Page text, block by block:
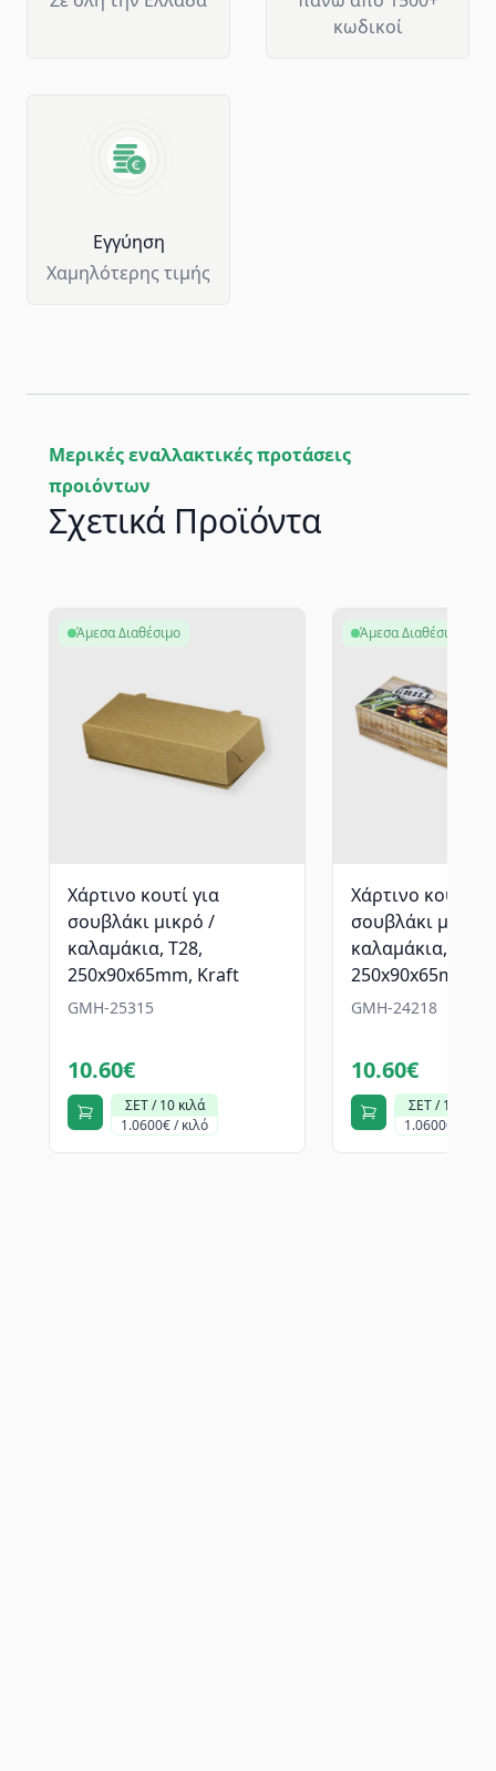
κωδικοί
Eγγύηση
Χαμηλότερης τιμής
Μερικές εναλλακτικές προτάσεις
προιόντων
Σχετικά Προϊόντα
Χάρτινο κουτί για
σουβλάκι μικρό /
καλαμάκια, T28,
250x90x65mm, Kraft
GMH-25315
10.60€
ΣΕΤ / 10 κιλά
1.0600€ / κιλό
Άμεσα Διαθέσιμο
Χάρτινο κουτί
σουβλάκι μικρό
καλαμάκια, T28,
250x90x65mm,
GMH-24218
10.60€
ΣΕΤ / 10 κιλά
1.0600€ / κιλό
Άμεσα Διαθέσιμο